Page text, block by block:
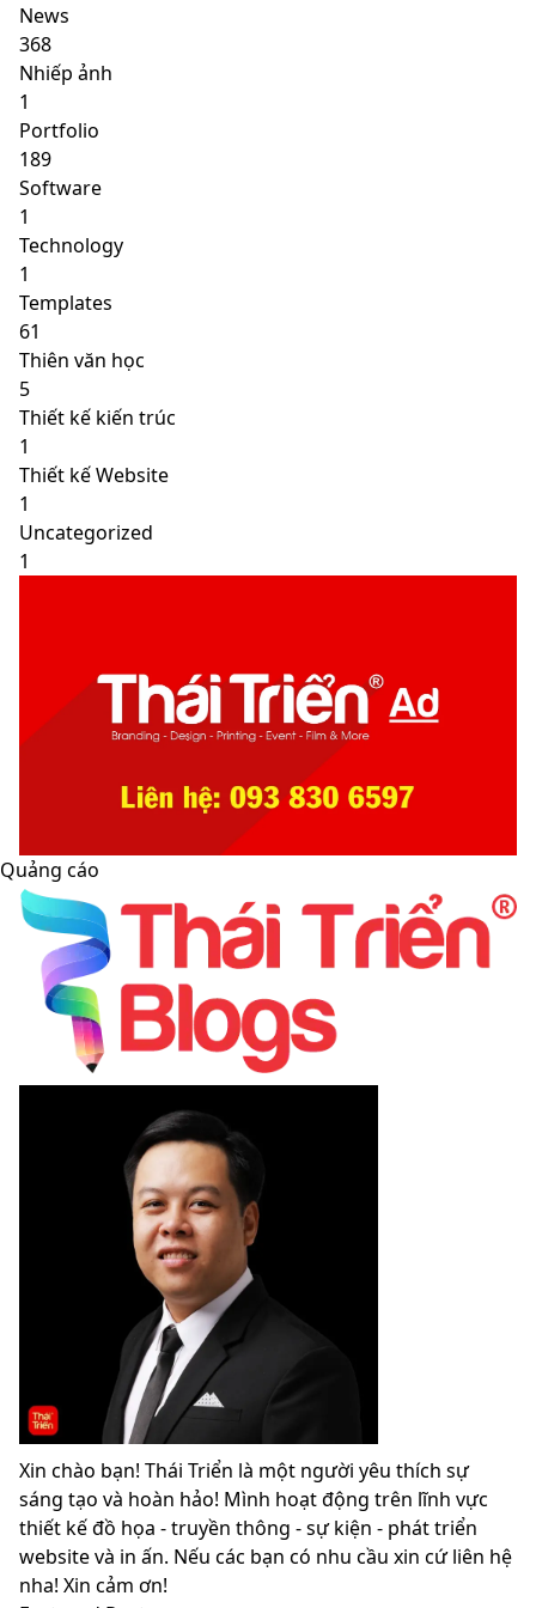
News
368
Nhiếp ảnh
1
Portfolio
189
Software
1
Technology
1
Templates
61
Thiên văn học
5
Thiết kế kiến trúc
1
Thiết kế Website
1
Uncategorized
1
Quảng cáo
Xin chào bạn! Thái Triển là một người yêu thích sự
sáng tạo và hoàn hảo! Mình hoạt động trên lĩnh vực
thiết kế đồ họa - truyền thông - sự kiện - phát triển
website và in ấn. Nếu các bạn có nhu cầu xin cứ liên hệ
nha! Xin cảm ơn!